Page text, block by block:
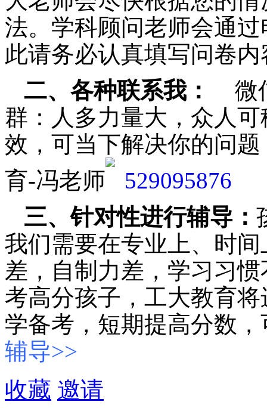
法。学科顾问老师会通
此请务必认真填写问卷内
二、各种联系我：
微
群：人多力量大，众人可
效，可当下解决你的问题
育-冯老师
三、针对性进行辅导：
我们需要在专业上、时
差，自制力差，学习习
考高分孩子，工大教育
学备考，短期提高分数，
辅导>>
收藏 邀请